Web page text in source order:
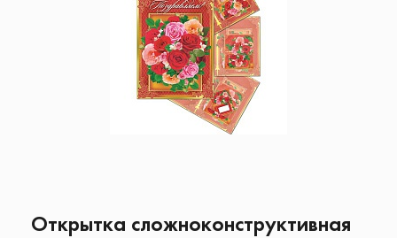
Открытка сложноконструктивная